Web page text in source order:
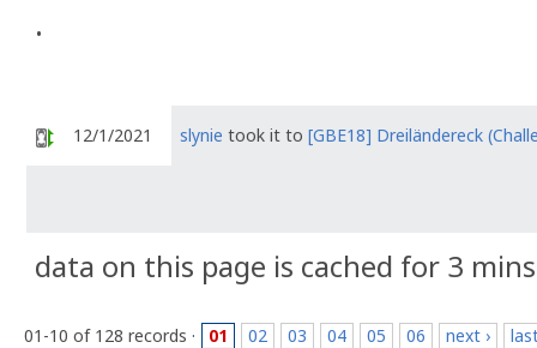
.
12/1/2021 slynie took it to [GBE18] Dreiländereck
data on this page is cached for 3 mins
01-10 of 128 records · 01 02 03 04 05 06 next ›